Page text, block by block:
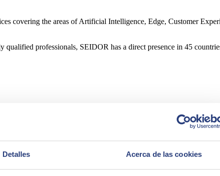
Detalles Acerca de las cookies
covering the areas of Artificial Intelligence, Edge, Customer
professionals, SEIDOR has a direct presence in 45